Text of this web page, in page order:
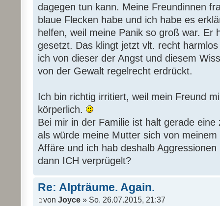
dagegen tun kann. Meine Freundinnen
blaue Flecken habe und ich habe es
helfen, weil meine Panik so groß war. Er
gesetzt. Das klingt jetzt vlt. recht
ich von dieser der Angst und diesem
von der Gewalt regelrecht erdrückt.
Ich bin richtig irritiert, weil mein Freund
körperlich.
Bei mir in der Familie ist halt gerade
als würde meine Mutter sich von
Affäre und ich hab deshalb
dann ICH verprügelt?
Re: Alpträume. Again.
von Joyce » So. 26.07.2015, 21:37